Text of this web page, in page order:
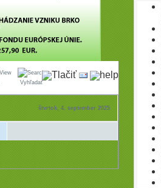
Vyhľadať
štvrtok, 4. september 2025